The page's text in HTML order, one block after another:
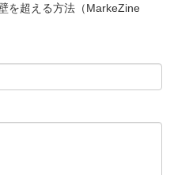
を超える方法（MarkeZine